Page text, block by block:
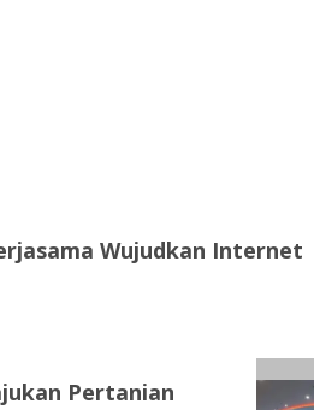
Wujudkan Internet
Pertanian